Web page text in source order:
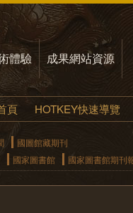
體驗 成果網站資源
頁 HOTKEY快速導覽
國圖館藏期刊
國家圖書館 國家圖書館期刊